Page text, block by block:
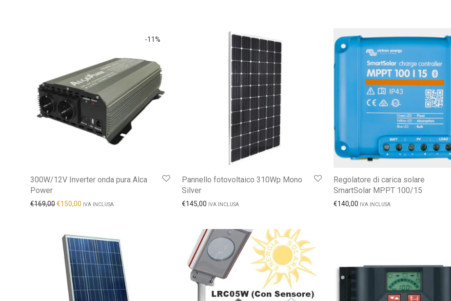
-11%
300W/12V Inverter onda pura Alca
Power
€169,00€150,00 IVA INCLUSA
Pannello fotovoltaico 310Wp Mono
Silver
€145,00 IVA INCLUSA
Regolatore di carica solare
SmartSolar MPPT 100/15
€140,00 IVA INCLUSA